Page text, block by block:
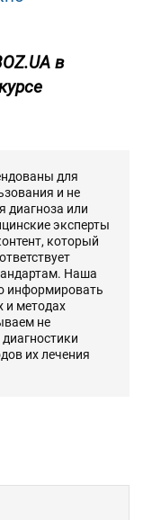
в
для
и не
диагноза или
эксперты
который
Наша
информировать
и методах
не
их лечения